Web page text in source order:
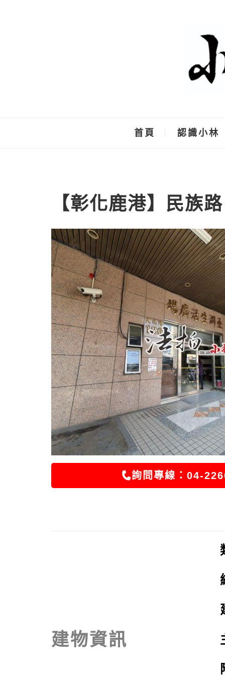
首頁 認識小林
【彰化鹿港】民族
詢問專線：04-
建物資訊